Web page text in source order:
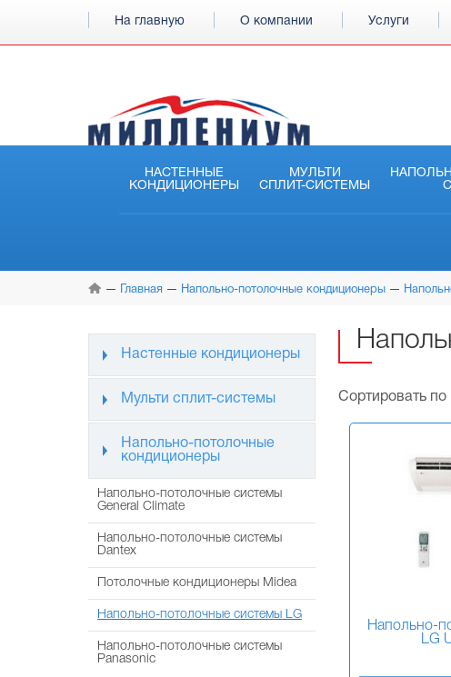
На главную О компании Услуги
НАСТЕННЫЕ
КОНДИЦИОНЕРЫ
МУЛЬТИ
СПЛИТ-СИСТЕМЫ
Главная Напольно-потолочные кондиционеры
Настенные кондиционеры
Мульти сплит-системы
Напольно-потолочные
кондиционеры
Напольно-потолочные системы
General Climate
Напольно-потолочные системы
Dantex
Потолочные кондиционеры Midea
Напольно-потолочные системы LG
Напольно-потолочные системы
Panasonic
Сортировать по
Напольно-
LG